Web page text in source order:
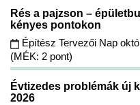
Rés a pajzson –
kényes pontokon
Építész Tervezői Nap
(MÉK: 2 pont)
Évtizedes problémák új
2026